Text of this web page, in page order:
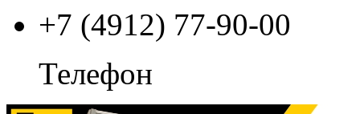
+7 (4912) 77-90-00
Телефон